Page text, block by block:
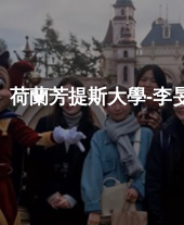
荷蘭芳提斯大學-李